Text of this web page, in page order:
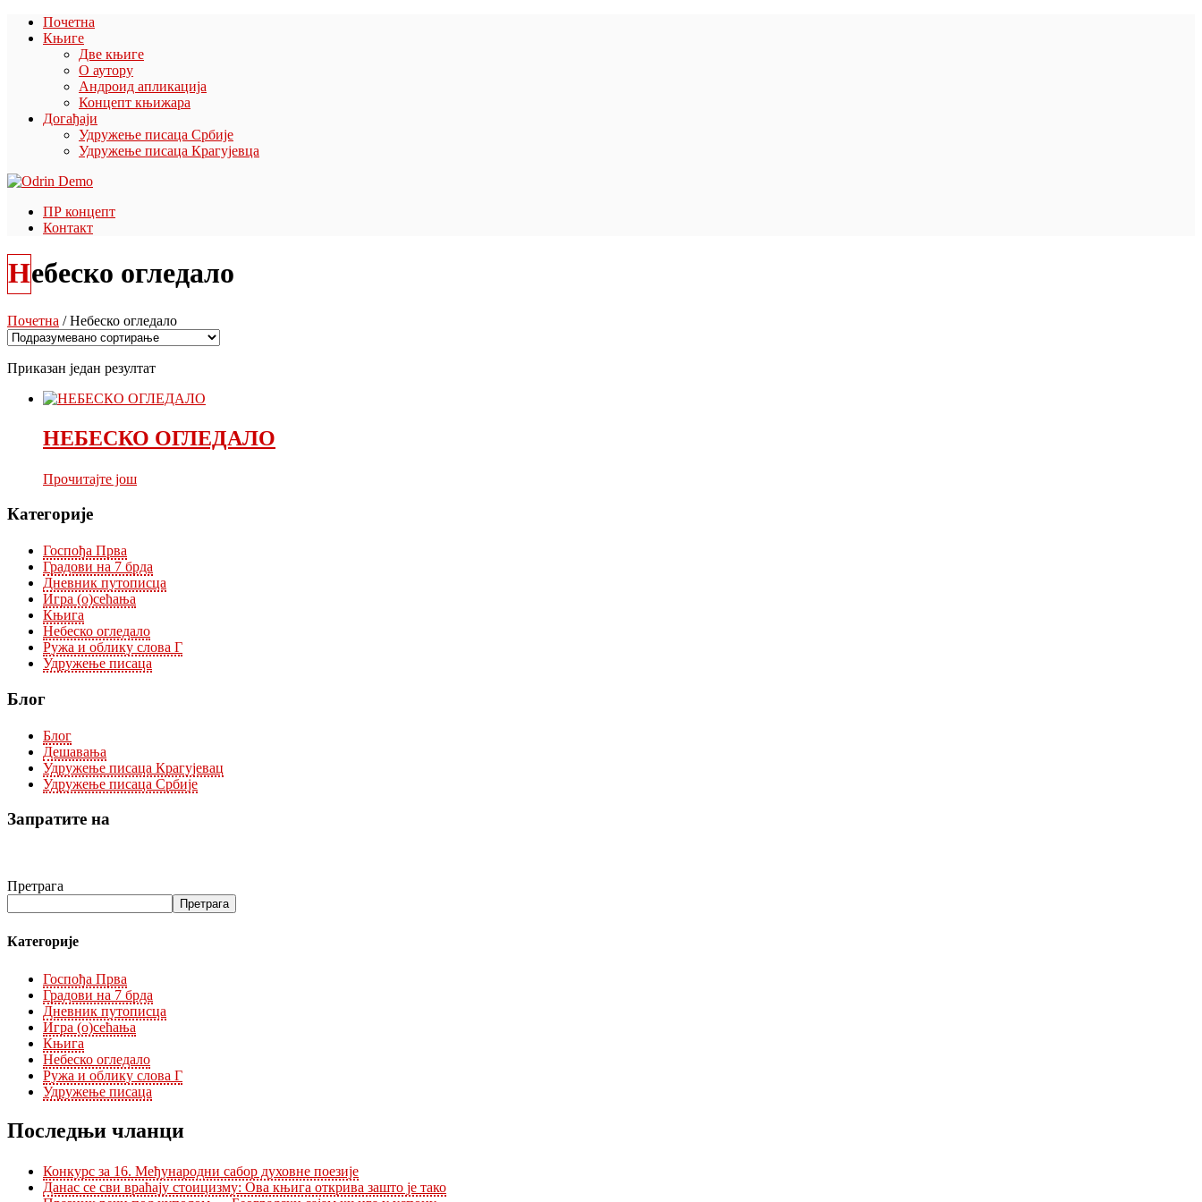
Почетна
Књиге
Две књиге
О аутору
Андроид апликација
Концепт књижара
Догађаји
Удружење писаца Србије
Удружење писаца Крагујевца
ПР концепт
Контакт
Небеско огледало
Почетна / Небеско огледало
Приказан један резултат
НЕБЕСКО ОГЛЕДАЛО
Прочитајте још
Категорије
Госпођа Прва
Градови на 7 брда
Дневник путописца
Игра (о)сећања
Књига
Небеско огледало
Ружа и облику слова Г
Удружење писаца
Блог
Блог
Дешавања
Удружење писаца Крагујевац
Удружење писаца Србије
Запратите на
Претрага
Претрага
Категорије
Госпођа Прва
Градови на 7 брда
Дневник путописца
Игра (о)сећања
Књига
Небеско огледало
Ружа и облику слова Г
Удружење писаца
Последњи чланци
Конкурс за 16. Међународни сабор духовне поезије
Данас се сви враћају стоицизму: Ова књига открива зашто је тако